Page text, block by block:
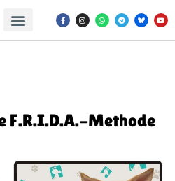
F.R.I.D.A.-Methode